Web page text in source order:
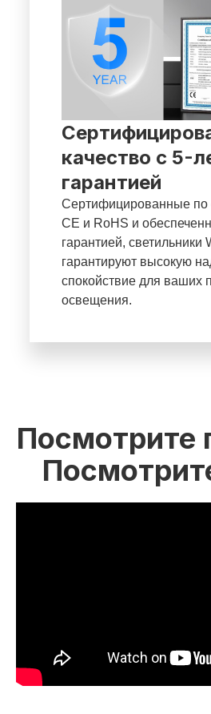
качество с 5-
гарантией
Сертифицированные по
CE и RoHS и
гарантией, светильники
гарантируют высокую
спокойствие для ваших
освещения.
Посмотрите